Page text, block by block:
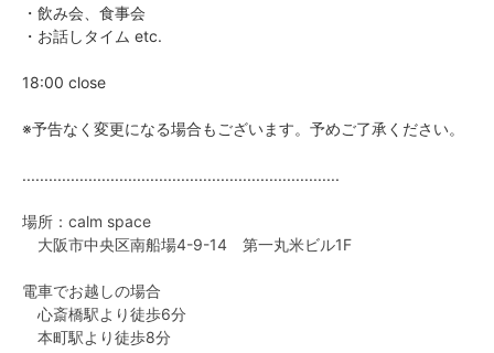
・飲み会、食事会
・お話しタイム etc.
18:00 close
※予告なく変更になる場合もございます。予めご了承ください。
........................................................................
場所：calm space
大阪市中央区南船場4-9-14 第一丸米ビル1F
電車でお越しの場合
心斎橋駅より徒歩6分
本町駅より徒歩8分